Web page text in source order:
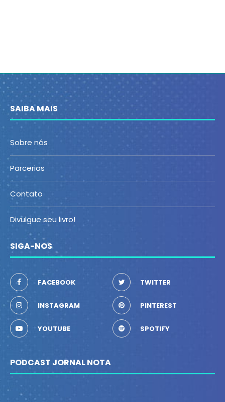
SAIBA MAIS
Sobre nós
Parcerias
Contato
Divulgue seu livro!
SIGA-NOS
FACEBOOK TWITTER
INSTAGRAM PINTEREST
YOUTUBE SPOTIFY
PODCAST JORNAL NOTA